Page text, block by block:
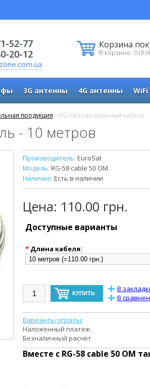
Корзина
В корзине: 0
52-77
20-12
3G антенны 4G антенны
продукция » RG-58 коаксиальный кабель
- 10 метров
Производитель: EuroSat
Модель: RG-58 cable 50 OM
Наличие: Есть в наличии
Цена: 110.00 грн.
Доступные варианты
* Длина кабеля:
В
В
Варианты оплаты:
Наложенный платеж
Безналичный расчет
Вместе с RG-58 cable 50 OM